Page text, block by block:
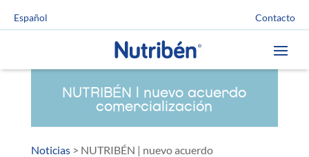
Español Contacto
NUTRIBÉN | nuevo acuerdo
comercialización
Noticias> NUTRIBÉN | nuevo acuerdo